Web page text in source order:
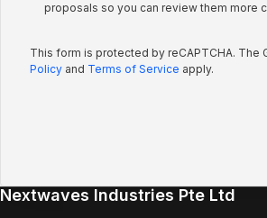
proposals so you can review them more
This form is protected by reCAPTCHA. The
Policy and Terms of Service apply.
Nextwaves Industries Pte Ltd